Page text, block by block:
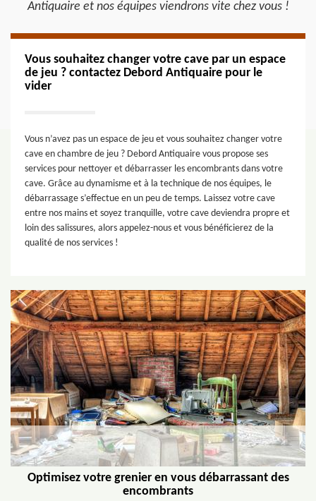
Antiquaire et nos équipes viendrons vite chez vous !
Vous souhaitez changer votre cave par un espace
de jeu ? contactez Debord Antiquaire pour le
vider
Vous n’avez pas un espace de jeu et vous souhaitez changer votre
cave en chambre de jeu ? Debord Antiquaire vous propose ses
services pour nettoyer et débarrasser les encombrants dans votre
cave. Grâce au dynamisme et à la technique de nos équipes, le
débarrassage s’effectue en un peu de temps. Laissez votre cave
entre nos mains et soyez tranquille, votre cave deviendra propre et
loin des salissures, alors appelez-nous et vous bénéficierez de la
qualité de nos services !
Optimisez votre grenier en vous débarrassant des
encombrants